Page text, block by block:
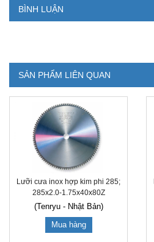
BÌNH LUẬN
SẢN PHẨM LIÊN QUAN
Lưỡi cưa inox hợp kim phi 285;
285x2.0-1.75x40x80Z
(Tenryu - Nhật Bản)
Mua hàng